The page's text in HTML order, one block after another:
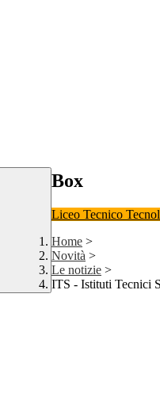
Box
Liceo Tecnico
Home >
Novità >
Le notizie >
ITS - Istituti Tecnici